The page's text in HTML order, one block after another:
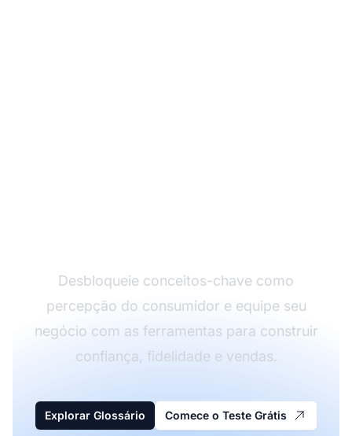
Desbloqueie conceitos-chave como
percepção do consumidor e equipe seu
negócio com as ferramentas para construir
confiança, fidelidade e vendas.
Explorar Glossário Comece o Teste Grátis